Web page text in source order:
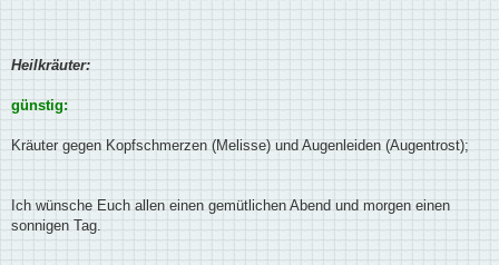
Heilkräuter:
günstig:
Kräuter gegen Kopfschmerzen (Melisse) und Augenleiden (Augentrost);
Ich wünsche Euch allen einen gemütlichen Abend und morgen einen
sonnigen Tag.